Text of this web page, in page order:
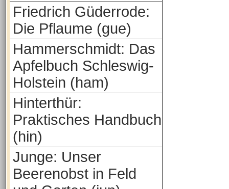
Friedrich Güderrode:
Die Pflaume (gue)
Hammerschmidt: Das
Apfelbuch Schleswig-
Holstein (ham)
Hinterthür:
Praktisches Handbuch
(hin)
Junge: Unser
Beerenobst in Feld